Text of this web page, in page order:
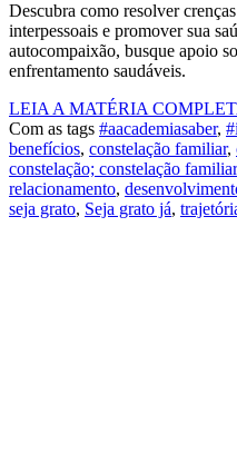
Descubra como resolver
interpessoais e promover sua
autocompaixão, busque apoio
enfrentamento saudáveis.
LEIA A MATÉRIA
Com as tags #aacademiasaber,
benefícios, constelação familiar,
constelação; constelação
relacionamento,
seja grato, Seja grato já,